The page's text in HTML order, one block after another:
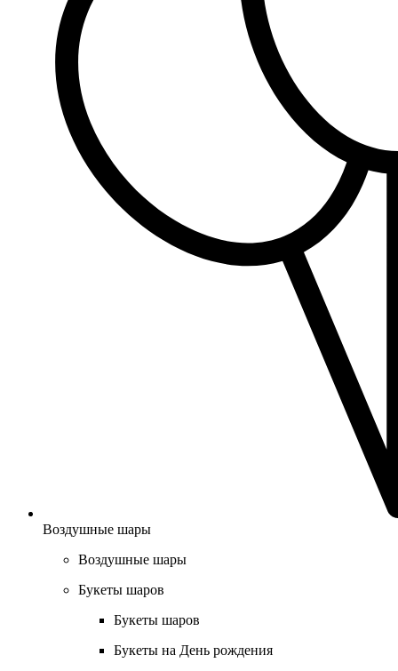
Воздушные шары
Воздушные шары
Букеты шаров
Букеты шаров
Букеты на День рождения